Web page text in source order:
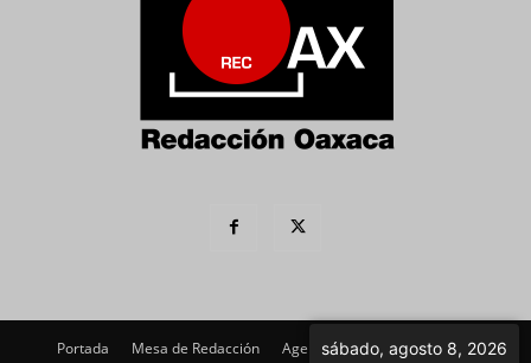
Portada Mesa de Redacción Agenda Política
Imagen
sábado, agosto 8, 2026